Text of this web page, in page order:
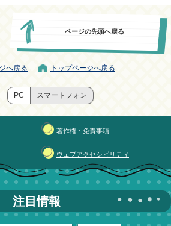
ページの先頭へ戻る
へ戻る トップページへ戻る
PC スマートフォン
著作権・免責事項
ウェブアクセシビリティ
注目情報